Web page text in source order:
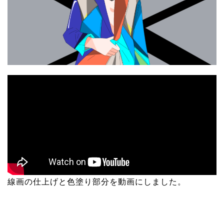
線画の仕上げと色塗り部分を動画にしました。